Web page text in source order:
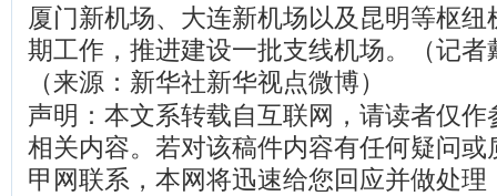
厦门新机场、大连新机场以及昆明等枢
期工作，推进建设一批支线机场。（记者
（来源：新华社新华视点微博）
声明：本文系转载自互联网，请读者仅
相关内容。若对该稿件内容有任何疑问或
甲网联系，本网将迅速给您回应并做处